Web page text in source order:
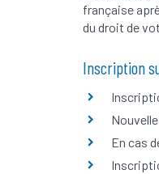
française
du droit de
Inscription
En cas